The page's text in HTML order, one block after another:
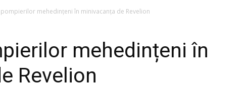
mehedințeni în minivacanța de Revelion
mehedințeni în
Revelion